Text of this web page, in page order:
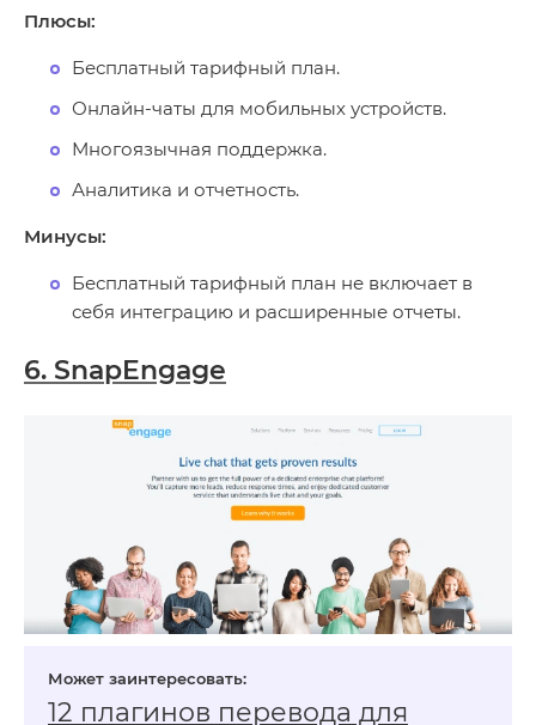
Плюсы:
Бесплатный тарифный план.
Онлайн-чаты для мобильных устройств.
Многоязычная поддержка.
Аналитика и отчетность.
Минусы:
Бесплатный тарифный план не включает в
себя интеграцию и расширенные отчеты.
6. SnapEngage
12 плагинов перевода для